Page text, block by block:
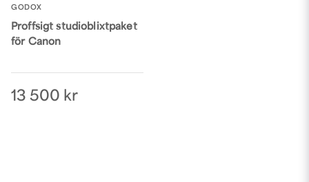
GODOX
Proffsigt studioblixtpaket
för Canon
13 500 kr